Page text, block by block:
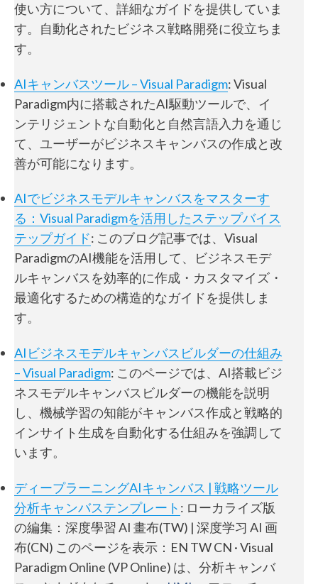
使い方について、詳細なガイドを提供していま
す。自動化されたビジネス戦略開発に役立ちま
す。
AIキャンバスツール – Visual Paradigm: Visual
Paradigm内に搭載されたAI駆動ツールで、イ
ンテリジェントな自動化と自然言語入力を通じ
て、ユーザーがビジネスキャンバスの作成と改
善が可能になります。
AIでビジネスモデルキャンバスをマスターす
る：Visual Paradigmを活用したステップバイス
テップガイド: このブログ記事では、Visual
ParadigmのAI機能を活用して、ビジネスモデ
ルキャンバスを効率的に作成・カスタマイズ・
最適化するための構造的なガイドを提供しま
す。
AIビジネスモデルキャンバスビルダーの仕組み
– Visual Paradigm: このページでは、AI搭載ビジ
ネスモデルキャンバスビルダーの機能を説明
し、機械学習の知能がキャンバス作成と戦略的
インサイト生成を自動化する仕組みを強調して
います。
ディープラーニングAIキャンバス | 戦略ツール
分析キャンバステンプレート : ローカライズ版
の編集：深度學習 AI 畫布(TW) | 深度学习 AI 画
布(CN) このページを表示：EN TW CN · Visual
Paradigm Online (VP Online) は、分析キャンバ